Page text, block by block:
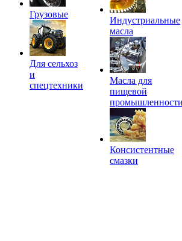
Грузовые
Для сельхоз
и
спецтехники
Индустриальные
масла
Масла для
пищевой
Консистентные
смазки